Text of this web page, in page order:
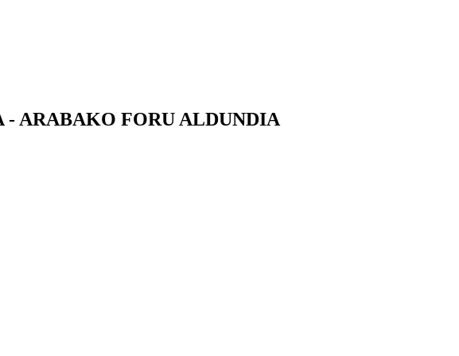
ARABAKO FORU ALDUNDIA